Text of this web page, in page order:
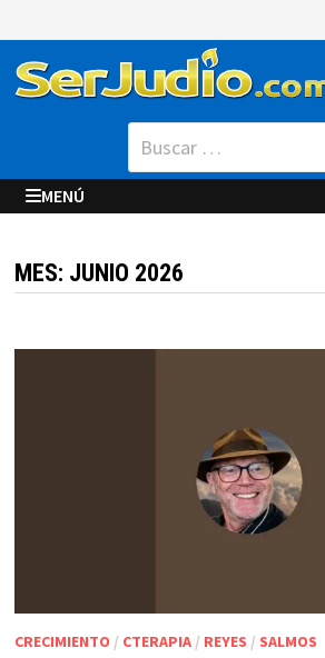
al
contenido
Buscar:
MENÚ
MES: JUNIO 2026
CRECIMIENTO / CTERAPIA/ REYES / SALMOS